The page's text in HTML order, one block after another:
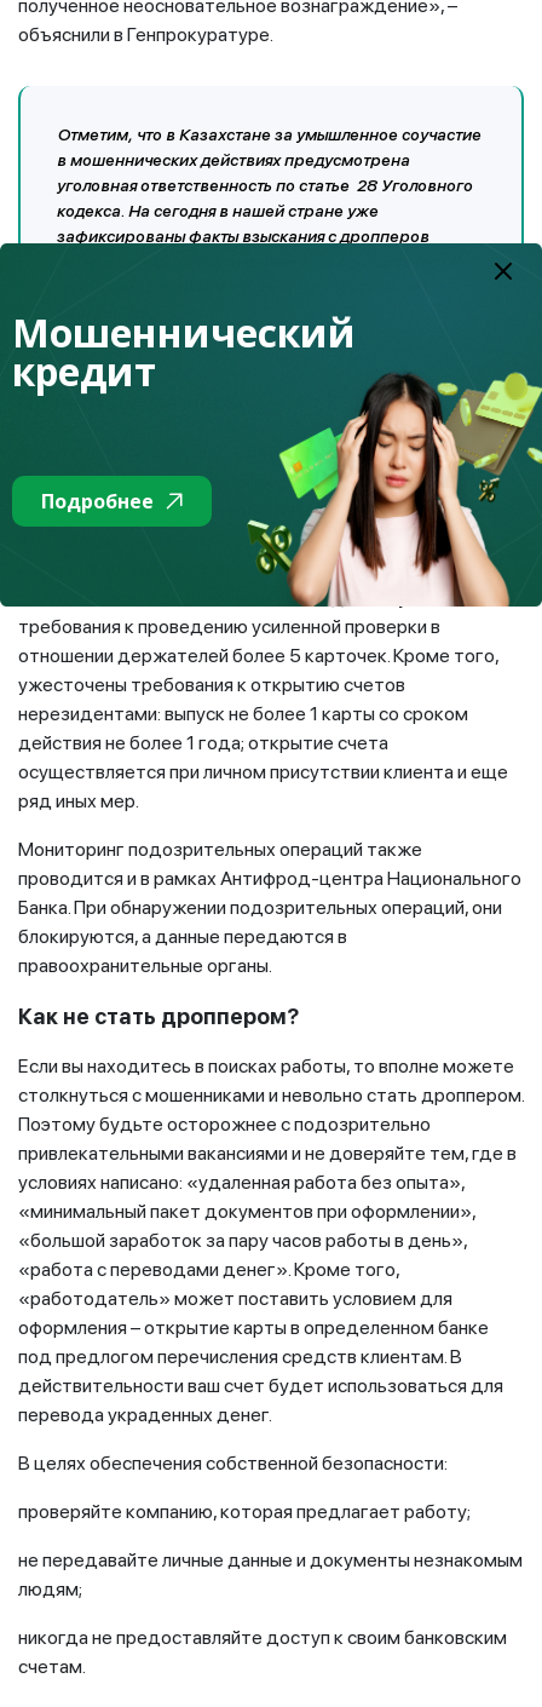
полученное неосновательное вознаграждение», –
объяснили в Генпрокуратуре.
Отметим, что в Казахстане за умышленное соучастие
в мошеннических действиях предусмотрена
уголовная ответственность по статье 28 Уголовного
кодекса. На сегодня в нашей стране уже
зафиксированы факты взыскания с дропперов
Принимаемые меры
Агентством по регулированию и развитию финансового
рынка также принимаются меры для борьбы с
дропперством. Так, на нормативном уровне разработаны
и утверждены поправки, предусматривающие
сокращение количества выпускаемых карточек на
с 10 до 5 карточек,
требования к проведению усиленной проверки в
отношении держателей более 5 карточек. Кроме того,
ужесточены требования к открытию счетов
нерезидентами: выпуск не более 1 карты со сроком
действия не более 1 года; открытие счета
осуществляется при личном присутствии клиента и еще
ряд иных мер.
Мониторинг подозрительных операций также
проводится и в рамках Антифрод-центра Национального
Банка. При обнаружении подозрительных операций, они
блокируются, а данные передаются в
правоохранительные органы.
Как не стать дроппером?
Если вы находитесь в поисках работы, то вполне можете
столкнуться с мошенниками и невольно стать дроппером.
Поэтому будьте осторожнее с подозрительно
привлекательными вакансиями и не доверяйте тем, где в
условиях написано: «удаленная работа без опыта»,
«минимальный пакет документов при оформлении»,
«большой заработок за пару часов работы в день»,
«работа с переводами денег». Кроме того,
«работодатель» может поставить условием для
оформления – открытие карты в определенном банке
под предлогом перечисления средств клиентам. В
действительности ваш счет будет использоваться для
перевода украденных денег.
В целях обеспечения собственной безопасности:
проверяйте компанию, которая предлагает работу;
не передавайте личные данные и документы незнакомым
людям;
никогда не предоставляйте доступ к своим банковским
счетам.
Мошеннический
кредит
Подробнее